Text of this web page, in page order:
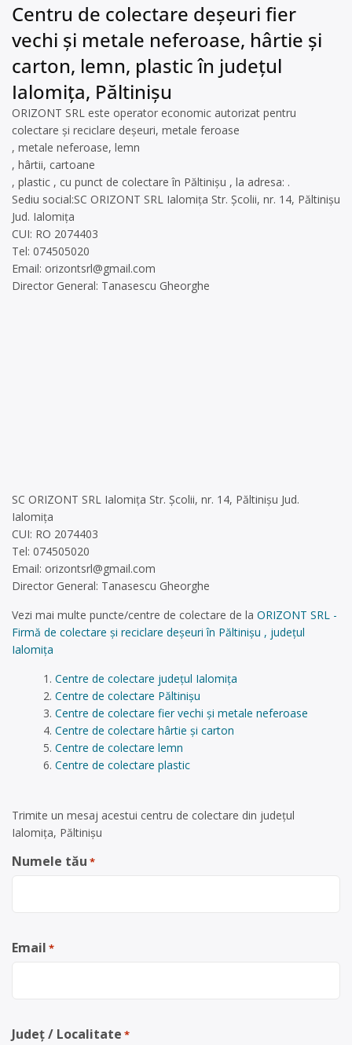
Centru de colectare deșeuri fier
vechi și metale neferoase, hârtie și
carton, lemn, plastic în județul
Ialomița, Păltinișu
ORIZONT SRL este operator economic autorizat pentru
colectare și reciclare deșeuri, metale feroase
, metale neferoase, lemn
, hârtii, cartoane
, plastic , cu punct de colectare în Păltinișu , la adresa: .
Sediu social:SC ORIZONT SRL Ialomița Str. Școlii, nr. 14, Păltinișu
Jud. Ialomița
CUI: RO 2074403
Tel: 074505020
Email: orizontsrl@gmail.com
Director General: Tanasescu Gheorghe
SC ORIZONT SRL Ialomița Str. Școlii, nr. 14, Păltinișu Jud.
Ialomița
CUI: RO 2074403
Tel: 074505020
Email: orizontsrl@gmail.com
Director General: Tanasescu Gheorghe
Vezi mai multe puncte/centre de colectare de la ORIZONT SRL -
Firmă de colectare și reciclare deșeuri în Păltinișu , județul
Ialomița
Centre de colectare județul Ialomița
Centre de colectare Păltinișu
Centre de colectare fier vechi și metale neferoase
Centre de colectare hârtie și carton
Centre de colectare lemn
Centre de colectare plastic
Trimite un mesaj acestui centru de colectare din județul
Ialomița, Păltinișu
Numele tău *
Email *
Județ / Localitate *